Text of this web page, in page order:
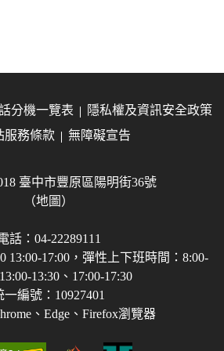
分機一覽表
隱私權及資訊安全政策
服務條款
無障礙宣告
臺中市豐原區陽明街36號
（地圖）
話：04-22289111
13:00-17:00，彈性上下班時間：8:00-
13:30、17:00-17:30
一編號：10927401
、Edge、Firefox瀏覽器